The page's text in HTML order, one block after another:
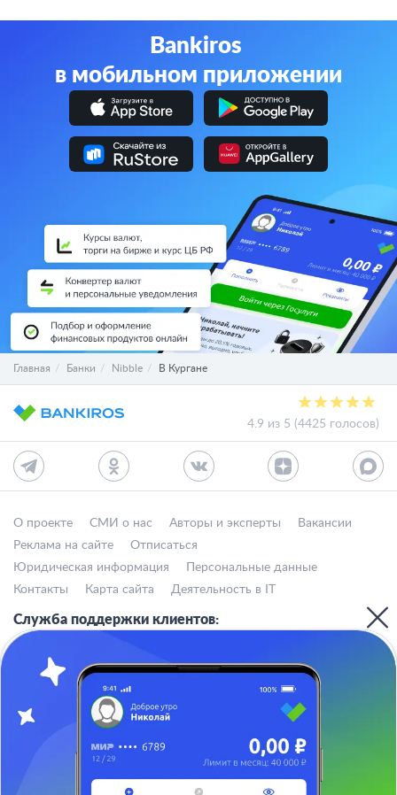
Bankiros
в мобильном приложении
Главная Банки Nibble В Кургане
4.9 из 5 (4425 голосов)
О проекте СМИ о нас Авторы и эксперты
Вакансии
Реклама на сайте
Отписаться
Юридическая информация
Персональные данные
Контакты
Карта сайта Деятельность в IT
Служба поддержки клиентов:
В Телеграм
8 (800) 777-98-47
Пн-пт с 10:00 до 17:00
117342, Москва, ул. Бутлерова, дом 17,
БЦ Neo Geo, офис 4070
Банкирос.ру на Яндекс.Картах
Отписаться